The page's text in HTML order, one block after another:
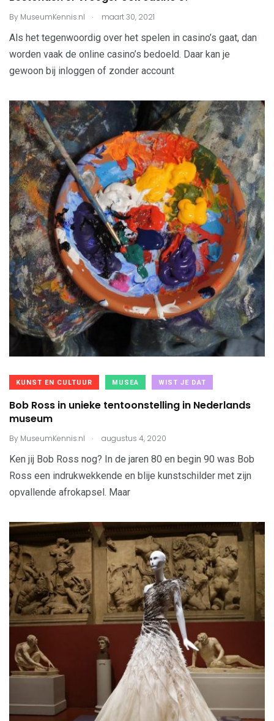
By MuseumKennis.nl . maart 30, 2021
Als het tegenwoordig over het spelen in casino’s gaat, dan
worden vaak de online casino’s bedoeld. Daar kan je
gewoon bij inloggen of zonder account
KUNST EN CULTUUR MUSEA WIST JE DAT
Bob Ross in unieke tentoonstelling in Nederlands
museum
By MuseumKennis.nl . augustus 4, 2020
Ken jij Bob Ross nog? In de jaren 80 en begin 90 was Bob
Ross een indrukwekkende en blije kunstschilder met zijn
opvallende afrokapsel. Maar